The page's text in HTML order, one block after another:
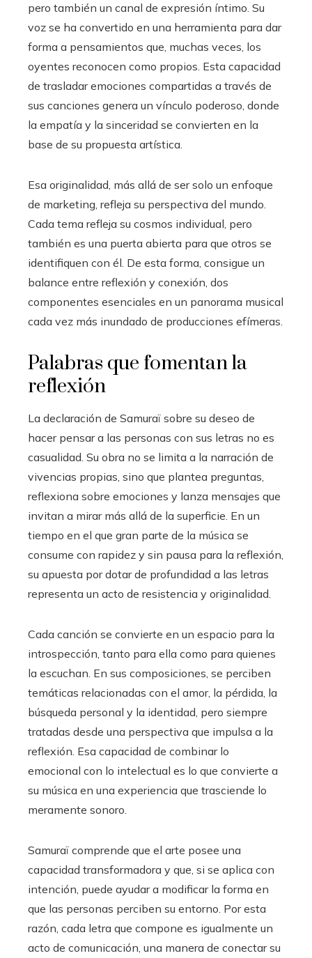
pero también un canal de expresión íntimo. Su
voz se ha convertido en una herramienta para dar
forma a pensamientos que, muchas veces, los
oyentes reconocen como propios. Esta capacidad
de trasladar emociones compartidas a través de
sus canciones genera un vínculo poderoso, donde
la empatía y la sinceridad se convierten en la
base de su propuesta artística.
Esa originalidad, más allá de ser solo un enfoque
de marketing, refleja su perspectiva del mundo.
Cada tema refleja su cosmos individual, pero
también es una puerta abierta para que otros se
identifiquen con él. De esta forma, consigue un
balance entre reflexión y conexión, dos
componentes esenciales en un panorama musical
cada vez más inundado de producciones efímeras.
Palabras que fomentan la
reflexión
La declaración de Samuraï sobre su deseo de
hacer pensar a las personas con sus letras no es
casualidad. Su obra no se limita a la narración de
vivencias propias, sino que plantea preguntas,
reflexiona sobre emociones y lanza mensajes que
invitan a mirar más allá de la superficie. En un
tiempo en el que gran parte de la música se
consume con rapidez y sin pausa para la reflexión,
su apuesta por dotar de profundidad a las letras
representa un acto de resistencia y originalidad.
Cada canción se convierte en un espacio para la
introspección, tanto para ella como para quienes
la escuchan. En sus composiciones, se perciben
temáticas relacionadas con el amor, la pérdida, la
búsqueda personal y la identidad, pero siempre
tratadas desde una perspectiva que impulsa a la
reflexión. Esa capacidad de combinar lo
emocional con lo intelectual es lo que convierte a
su música en una experiencia que trasciende lo
meramente sonoro.
Samuraï comprende que el arte posee una
capacidad transformadora y que, si se aplica con
intención, puede ayudar a modificar la forma en
que las personas perciben su entorno. Por esta
razón, cada letra que compone es igualmente un
acto de comunicación, una manera de conectar su